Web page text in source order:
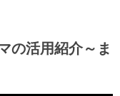
の活用紹介～ま